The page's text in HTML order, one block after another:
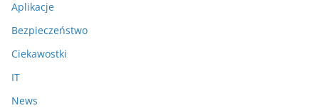
Aplikacje
Bezpieczeństwo
Ciekawostki
IT
News